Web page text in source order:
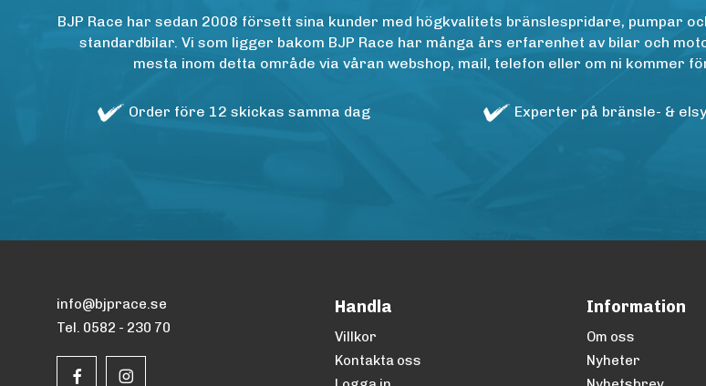
BJP Race har sedan 2008 försett sina kunder med högkvalitets bränslespridare, pumpar
standardbilar. Vi som ligger bakom BJP Race har många års erfarenhet av bilar och
mesta inom detta område via våran webshop, mail, telefon eller om ni kommer
Order före 12 skickas samma dag Experter på bränsle- &
info@bjprace.se
Tel. 0582 - 230 70
Handla
Villkor
Kontakta oss
Information
Om oss
Nyheter